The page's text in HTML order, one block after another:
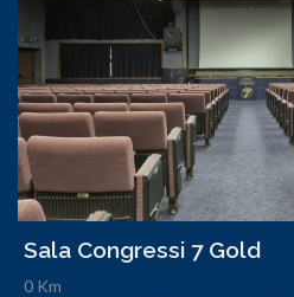
Sala Congressi 7 Gold
0 Km